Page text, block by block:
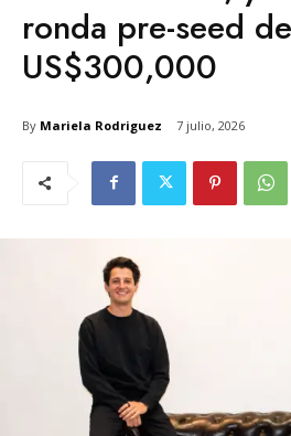
ronda pre-seed de
US$300,000
By Mariela Rodriguez 7 julio, 2026